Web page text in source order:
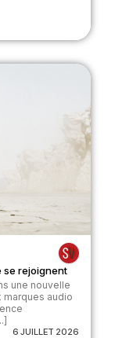
se rejoignent
une nouvelle
marques audio
6 JUILLET 2026